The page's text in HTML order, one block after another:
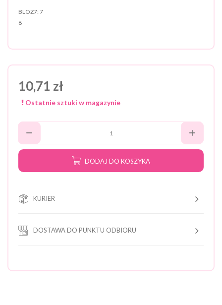
BLOZ7: 7
8
10,71 zł
Ostatnie sztuki w magazynie
DODAJ DO KOSZYKA
KURIER
DOSTAWA DO PUNKTU ODBIORU